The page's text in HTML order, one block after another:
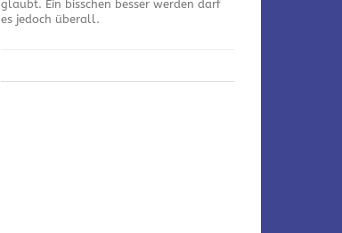
glaubt. Ein bisschen besser werden darf
es jedoch überall.